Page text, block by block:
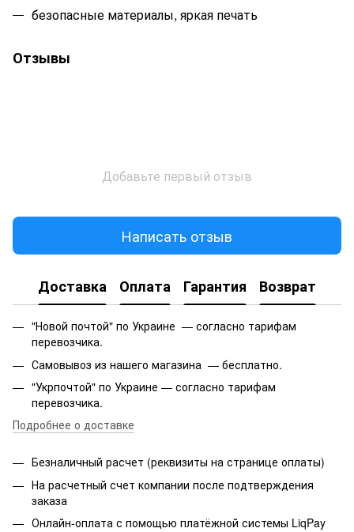
безопасные материалы, яркая печать
Отзывы
Добавьте первый отзыв
Написать отзыв
Доставка Оплата Гарантия Возврат
"Новой почтой" по Украине — согласно тарифам
перевозчика.
Самовывоз из нашего магазина — бесплатно.
"Укрпочтой" по Украине — согласно тарифам
перевозчика.
Подробнее о доставке
Безналичный расчет (реквизиты на странице оплаты)
На расчетный счет компании после подтверждения
заказа
Онлайн-оплата с помощью платёжной системы LiqPay